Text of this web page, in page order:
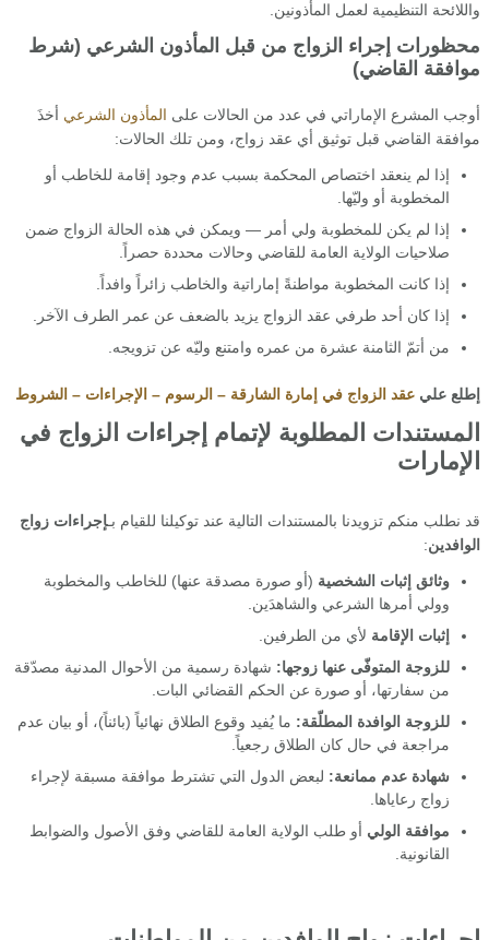
واللائحة التنظيمية لعمل المأذونين.
محظورات إجراء الزواج من قبل المأذون الشرعي (شرط
موافقة القاضي)
أوجب المشرع الإماراتي في عدد من الحالات على المأذون الشرعي أخذَ
موافقة القاضي قبل توثيق أي عقد زواج، ومن تلك الحالات:
إذا لم ينعقد اختصاص المحكمة بسبب عدم وجود إقامة للخاطب أو
المخطوبة أو وليّها.
إذا لم يكن للمخطوبة ولي أمر — ويمكن في هذه الحالة الزواج ضمن
صلاحيات الولاية العامة للقاضي وحالات محددة حصراً.
إذا كانت المخطوبة مواطنةً إماراتية والخاطب زائراً وافداً.
إذا كان أحد طرفي عقد الزواج يزيد بالضعف عن عمر الطرف الآخر.
من أتمّ الثامنة عشرة من عمره وامتنع وليّه عن تزويجه.
إطلع علي عقد الزواج في إمارة الشارقة – الرسوم – الإجراءات – الشروط
المستندات المطلوبة لإتمام إجراءات الزواج في
الإمارات
قد نطلب منكم تزويدنا بالمستندات التالية عند توكيلنا للقيام بـإجراءات زواج
الوافدين:
وثائق إثبات الشخصية (أو صورة مصدقة عنها) للخاطب والمخطوبة
وولي أمرها الشرعي والشاهدَين.
إثبات الإقامة لأي من الطرفين.
للزوجة المتوفّى عنها زوجها: شهادة رسمية من الأحوال المدنية مصدّقة
من سفارتها، أو صورة عن الحكم القضائي البات.
للزوجة الوافدة المطلّقة: ما يُفيد وقوع الطلاق نهائياً (بائناً)، أو بيان عدم
مراجعة في حال كان الطلاق رجعياً.
شهادة عدم ممانعة: لبعض الدول التي تشترط موافقة مسبقة لإجراء
زواج رعاياها.
موافقة الولي أو طلب الولاية العامة للقاضي وفق الأصول والضوابط
القانونية.